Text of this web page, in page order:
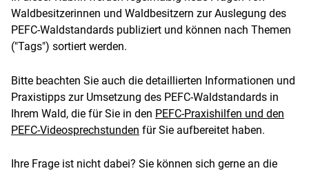
Waldbesitzerinnen und Waldbesitzern zur Auslegung des
PEFC-Waldstandards publiziert und können nach Themen
("Tags") sortiert werden.
Bitte beachten Sie auch die detaillierten Informationen und
Praxistipps zur Umsetzung des PEFC-Waldstandards in
Ihrem Wald, die für Sie in den PEFC-Praxishilfen und den
PEFC-Videosprechstunden für Sie aufbereitet haben.
Ihre Frage ist nicht dabei? Sie können sich gerne an die